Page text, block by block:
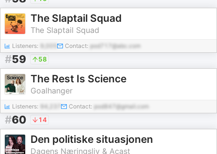
The Slaptail Squad
The Slaptail Squad
Listeners: Contact: pod717@abc.com
#59 58
The Rest Is Science
Goalhanger
Listeners: 94,237 Contact: pod847@gmail.com
#60 14
Den politiske situasjonen
Dagens Næringsliv & Acast